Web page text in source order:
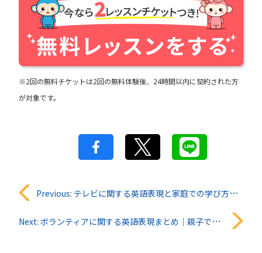
※2回の無料チケットは2回の無料体験後、24時間以内に契約された方
が対象です。
投
稿
Previous: テレビに関する英語表現と家庭での学び方｜親子で使える基本フレーズ
Next: ボランティアに関する英語表現まとめ｜親子で学ぶ実践フレーズと意味